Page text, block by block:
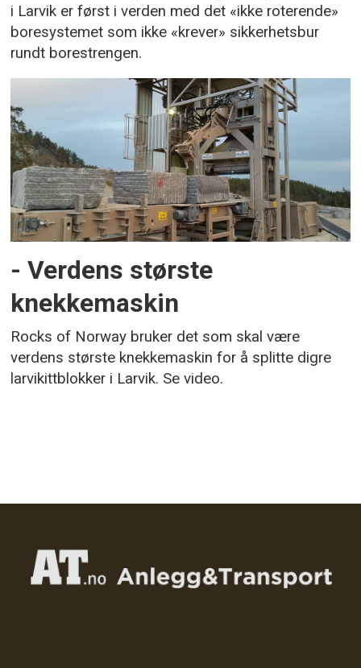
i Larvik er først i verden med det «ikke roterende»
boresystemet som ikke «krever» sikkerhetsbur
rundt borestrengen.
- Verdens største
knekkemaskin
Rocks of Norway bruker det som skal være
verdens største knekkemaskin for å splitte digre
larvikittblokker i Larvik. Se video.